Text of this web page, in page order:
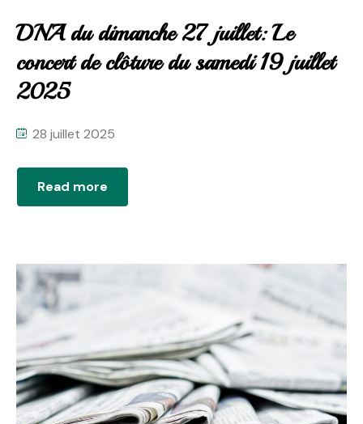
DNA du dimanche 27 juillet: Le
concert de clôture du samedi 19 juillet
2025
28 juillet 2025
Read more